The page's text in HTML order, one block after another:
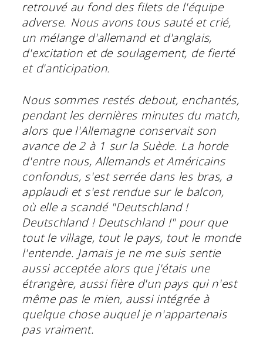
retrouvé au fond des filets de l'équipe
adverse. Nous avons tous sauté et crié,
un mélange d'allemand et d'anglais,
d'excitation et de soulagement, de fierté
et d'anticipation.
Nous sommes restés debout, enchantés,
pendant les dernières minutes du match,
alors que l'Allemagne conservait son
avance de 2 à 1 sur la Suède. La horde
d'entre nous, Allemands et Américains
confondus, s'est serrée dans les bras, a
applaudi et s'est rendue sur le balcon,
où elle a scandé "Deutschland !
Deutschland ! Deutschland !" pour que
tout le village, tout le pays, tout le monde
l'entende. Jamais je ne me suis sentie
aussi acceptée alors que j'étais une
étrangère, aussi fière d'un pays qui n'est
même pas le mien, aussi intégrée à
quelque chose auquel je n'appartenais
pas vraiment.